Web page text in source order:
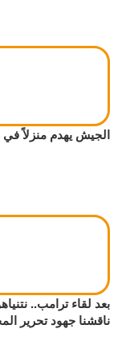
الجيش يهدم منزلاً
بعد لقاء ترامب..
ناقشنا جهود تحرير